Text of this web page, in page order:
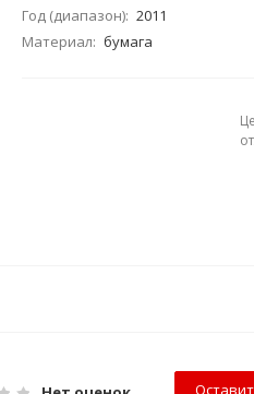
Год (диапазон): 2011
Материал: бумага